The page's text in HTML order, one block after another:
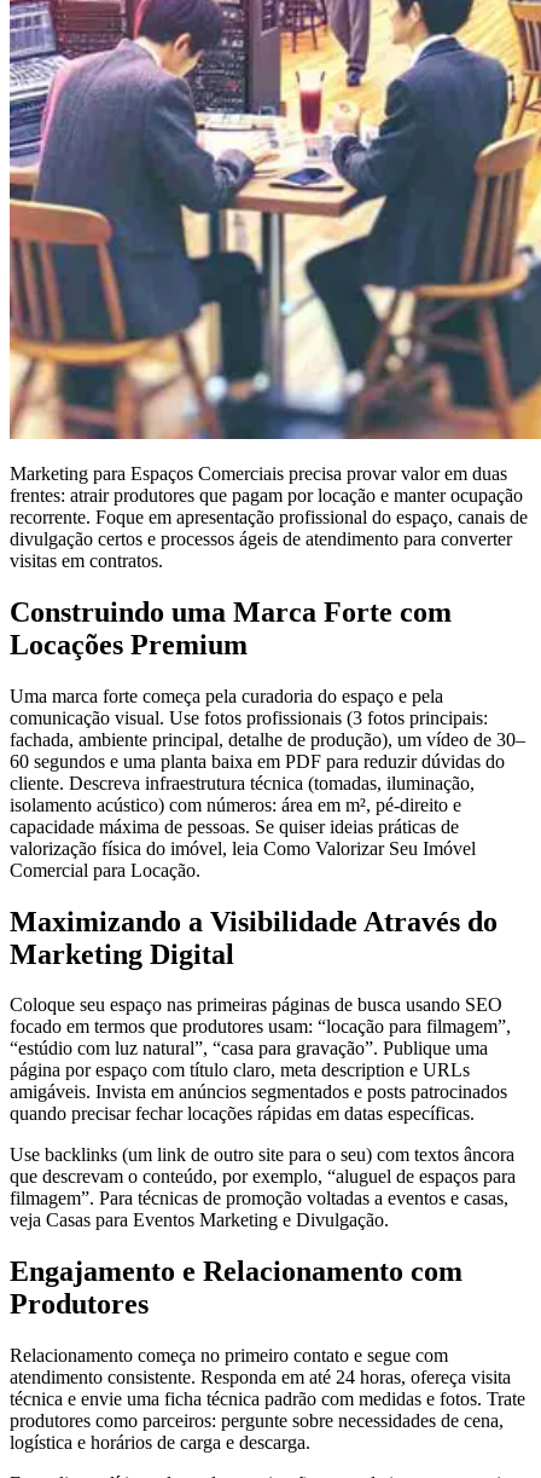
Marketing para Espaços Comerciais precisa provar valor em duas
frentes: atrair produtores que pagam por locação e manter ocupação
recorrente. Foque em apresentação profissional do espaço, canais de
divulgação certos e processos ágeis de atendimento para converter
visitas em contratos.
Construindo uma Marca Forte com
Locações Premium
Uma marca forte começa pela curadoria do espaço e pela
comunicação visual. Use fotos profissionais (3 fotos principais:
fachada, ambiente principal, detalhe de produção), um vídeo de 30–
60 segundos e uma planta baixa em PDF para reduzir dúvidas do
cliente. Descreva infraestrutura técnica (tomadas, iluminação,
isolamento acústico) com números: área em m², pé-direito e
capacidade máxima de pessoas. Se quiser ideias práticas de
valorização física do imóvel, leia Como Valorizar Seu Imóvel
Comercial para Locação.
Maximizando a Visibilidade Através do
Marketing Digital
Coloque seu espaço nas primeiras páginas de busca usando SEO
focado em termos que produtores usam: “locação para filmagem”,
“estúdio com luz natural”, “casa para gravação”. Publique uma
página por espaço com título claro, meta description e URLs
amigáveis. Invista em anúncios segmentados e posts patrocinados
quando precisar fechar locações rápidas em datas específicas.
Use backlinks (um link de outro site para o seu) com textos âncora
que descrevam o conteúdo, por exemplo, “aluguel de espaços para
filmagem”. Para técnicas de promoção voltadas a eventos e casas,
veja Casas para Eventos Marketing e Divulgação.
Engajamento e Relacionamento com
Produtores
Relacionamento começa no primeiro contato e segue com
atendimento consistente. Responda em até 24 horas, ofereça visita
técnica e envie uma ficha técnica padrão com medidas e fotos. Trate
produtores como parceiros: pergunte sobre necessidades de cena,
logística e horários de carga e descarga.